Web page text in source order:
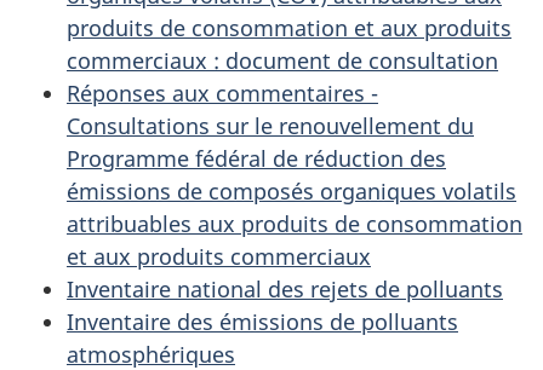
produits de consommation et aux produits
commerciaux : document de consultation
Réponses aux commentaires -
Consultations sur le renouvellement du
Programme fédéral de réduction des
émissions de composés organiques volatils
attribuables aux produits de consommation
et aux produits commerciaux
Inventaire national des rejets de polluants
Inventaire des émissions de polluants
atmosphériques